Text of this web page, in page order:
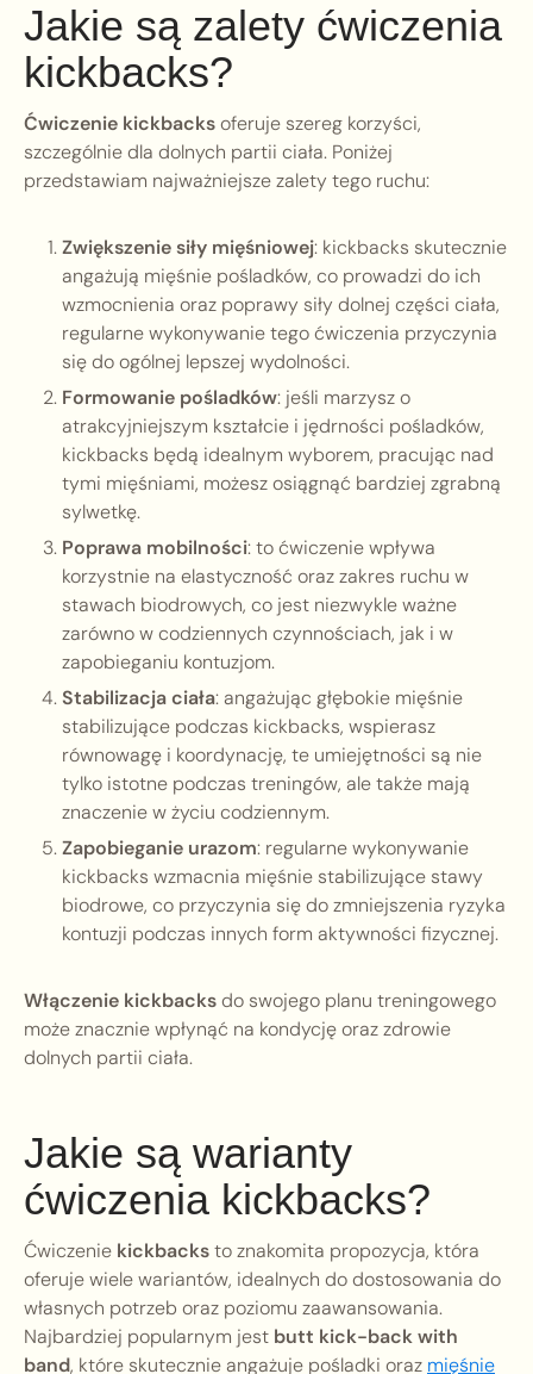
Jakie są zalety ćwiczenia
kickbacks?
Ćwiczenie kickbacksoferuje szereg korzyści,
szczególnie dla dolnych partii ciała. Poniżej
przedstawiam najważniejsze zalety tego ruchu:
Zwiększenie siły mięśniowej: kickbacks skutecznie
angażują mięśnie pośladków, co prowadzi do ich
wzmocnienia oraz poprawy siły dolnej części ciała,
regularne wykonywanie tego ćwiczenia przyczynia
się do ogólnej lepszej wydolności.
Formowanie pośladków: jeśli marzysz o
atrakcyjniejszym kształcie i jędrności pośladków,
kickbacks będą idealnym wyborem, pracując nad
tymi mięśniami, możesz osiągnąć bardziej zgrabną
sylwetkę.
Poprawa mobilności: to ćwiczenie wpływa
korzystnie na elastyczność oraz zakres ruchu w
stawach biodrowych, co jest niezwykle ważne
zarówno w codziennych czynnościach, jak i w
zapobieganiu kontuzjom.
Stabilizacja ciała: angażując głębokie mięśnie
stabilizujące podczas kickbacks, wspierasz
równowagę i koordynację, te umiejętności są nie
tylko istotne podczas treningów, ale także mają
znaczenie w życiu codziennym.
Zapobieganie urazom: regularne wykonywanie
kickbacks wzmacnia mięśnie stabilizujące stawy
biodrowe, co przyczynia się do zmniejszenia ryzyka
kontuzji podczas innych form aktywności fizycznej.
Włączenie kickbacksdo swojego planu treningowego
może znacznie wpłynąć na kondycję oraz zdrowie
dolnych partii ciała.
Jakie są warianty
ćwiczenia kickbacks?
Ćwiczenie kickbacksto znakomita propozycja, która
oferuje wiele wariantów, idealnych do dostosowania do
własnych potrzeb oraz poziomu zaawansowania.
Najbardziej popularnym jest butt kick-back with
band, które skutecznie angażuje pośladki oraz mięśnie